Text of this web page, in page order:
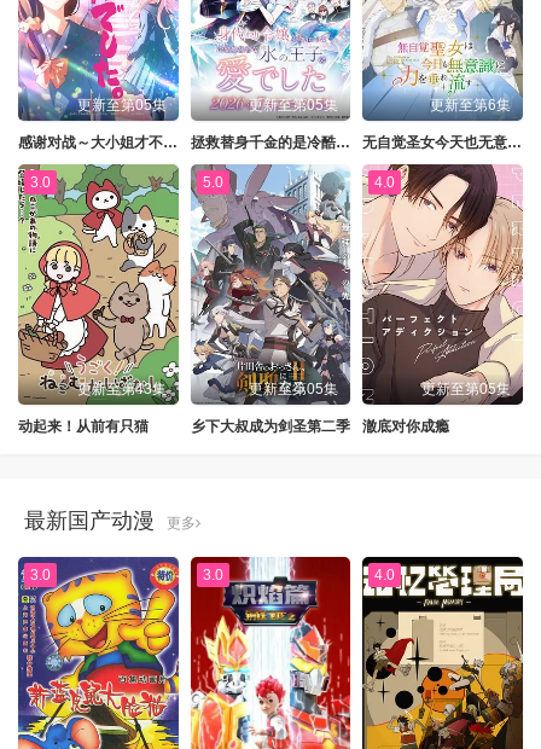
更新至第05集
感谢对战～大小姐才不玩格斗游戏～
更新至第05集
拯救替身千金的是冷酷无情冰之王子的爱
更新至第6集
无自觉圣女今天也无意识地释放力量
3.0
更新至第43集
动起来！从前有只猫
5.0
更新至第05集
乡下大叔成为剑圣第二季
4.0
更新至第05集
澈底对你成瘾
最新国产动漫 更多
3.0 3.0 4.0